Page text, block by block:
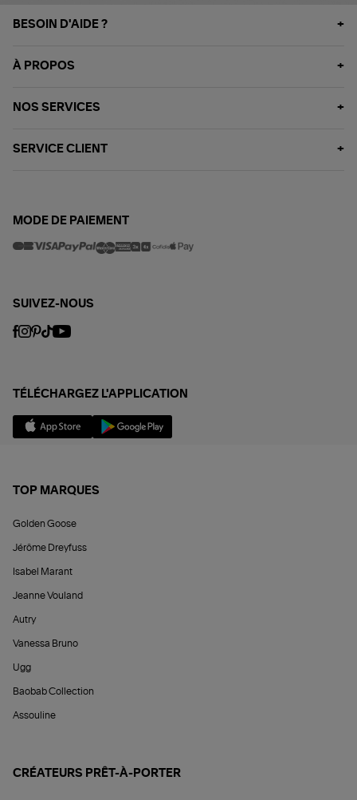
BESOIN D'AIDE ?
À PROPOS
NOS SERVICES
SERVICE CLIENT
MODE DE PAIEMENT
SUIVEZ-NOUS
TÉLÉCHARGEZ L'APPLICATION
TOP MARQUES
Golden Goose
Jérôme Dreyfuss
Isabel Marant
Jeanne Vouland
Autry
Vanessa Bruno
Ugg
Baobab Collection
Assouline
CRÉATEURS PRÊT-À-PORTER